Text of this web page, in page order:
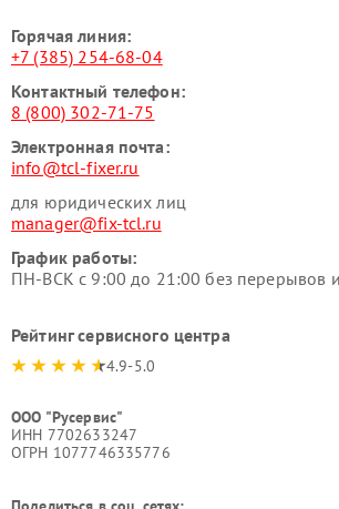
Горячая линия:
+7 (385) 254-68-04
Контактный телефон:
8 (800) 302-71-75
Электронная почта:
info@tcl-fixer.ru
для юридических лиц
manager@fix-tcl.ru
График работы:
ПН-ВСК с 9:00 до 21:00 без перерывов
Рейтинг сервисного центра
4.9-5.0
ООО "Русервис"
ИНН 7702633247
ОГРН 1077746335776